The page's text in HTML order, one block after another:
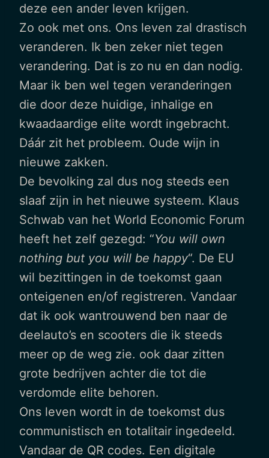
deze een ander leven krijgen.
Zo ook met ons. Ons leven zal drastisch
veranderen. Ik ben zeker niet tegen
verandering. Dat is zo nu en dan nodig.
Maar ik ben wel tegen veranderingen
die door deze huidige, inhalige en
kwaadaardige elite wordt ingebracht.
Dáár zit het probleem. Oude wijn in
nieuwe zakken.
De bevolking zal dus nog steeds een
slaaf zijn in het nieuwe systeem. Klaus
Schwab van het World Economic Forum
heeft het zelf gezegd: “You will own
nothing but you will be happy“. De EU
wil bezittingen in de toekomst gaan
onteigenen en/of registreren. Vandaar
dat ik ook wantrouwend ben naar de
deelauto’s en scooters die ik steeds
meer op de weg zie. ook daar zitten
grote bedrijven achter die tot die
verdomde elite behoren.
Ons leven wordt in de toekomst dus
communistisch en totalitair ingedeeld.
Vandaar de QR codes. Een digitale